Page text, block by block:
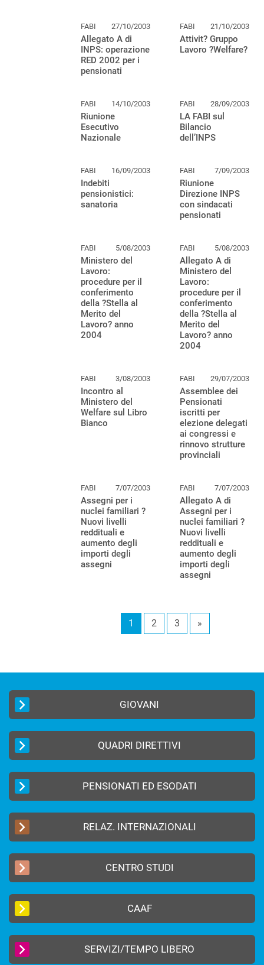
FABI 27/10/2003
Allegato A di
INPS: operazione
RED 2002 per i
pensionati
FABI 21/10/2003
Attivit? Gruppo
Lavoro ?Welfare?
FABI 14/10/2003
Riunione
Esecutivo
Nazionale
FABI 28/09/2003
LA FABI sul
Bilancio
dell’INPS
FABI 16/09/2003
Indebiti
pensionistici:
sanatoria
FABI 7/09/2003
Riunione
Direzione INPS
con sindacati
pensionati
FABI 5/08/2003
Ministero del
Lavoro:
procedure per il
conferimento
della ?Stella al
Merito del
Lavoro? anno
2004
FABI 5/08/2003
Allegato A di
Ministero del
Lavoro:
procedure per il
conferimento
della ?Stella al
Merito del
Lavoro? anno
2004
FABI 3/08/2003
Incontro al
Ministero del
Welfare sul Libro
Bianco
FABI 29/07/2003
Assemblee dei
Pensionati
iscritti per
elezione delegati
ai congressi e
rinnovo strutture
provinciali
FABI 7/07/2003
Assegni per i
nuclei familiari ?
Nuovi livelli
reddituali e
aumento degli
importi degli
assegni
FABI 7/07/2003
Allegato A di
Assegni per i
nuclei familiari ?
Nuovi livelli
reddituali e
aumento degli
importi degli
assegni
1 2 3 »
GIOVANI
QUADRI DIRETTIVI
PENSIONATI ED ESODATI
RELAZ. INTERNAZIONALI
CENTRO STUDI
CAAF
SERVIZI/TEMPO LIBERO